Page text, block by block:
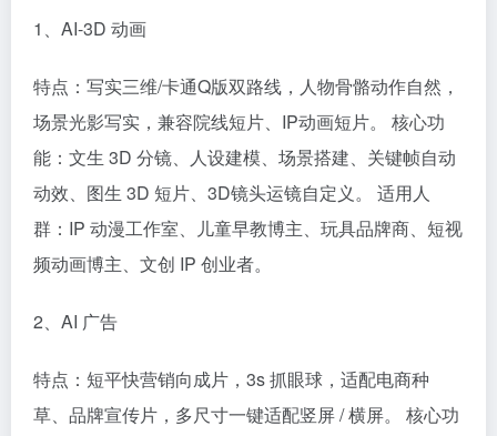
1、AI-3D 动画
特点：写实三维/卡通Q版双路线，人物骨骼动作自然，
场景光影写实，兼容院线短片、IP动画短片。 核心功
能：文生 3D 分镜、人设建模、场景搭建、关键帧自动
动效、图生 3D 短片、3D镜头运镜自定义。 适用人
群：IP 动漫工作室、儿童早教博主、玩具品牌商、短视
频动画博主、文创 IP 创业者。
2、AI 广告
特点：短平快营销向成片，3s 抓眼球，适配电商种
草、品牌宣传片，多尺寸一键适配竖屏 / 横屏。 核心功